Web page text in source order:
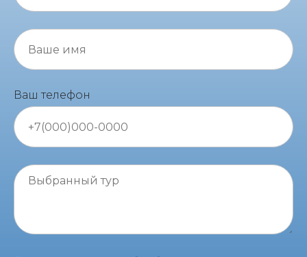
Ваш телефон